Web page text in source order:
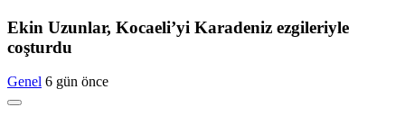
Ekin Uzunlar, Kocaeli’yi Karadeniz ezgileriyle
coşturdu
Genel 6 gün önce